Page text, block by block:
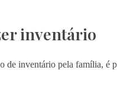
inventário
de inventário pela família, é